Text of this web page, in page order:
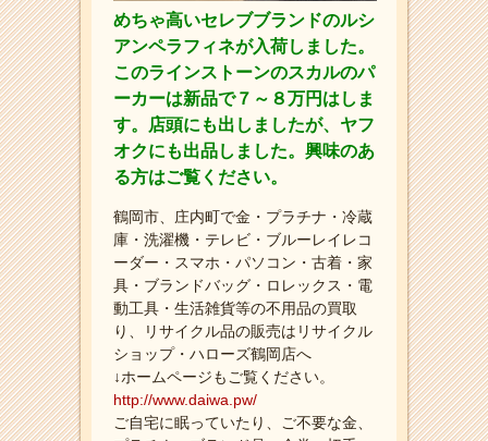
めちゃ高いセレブブランドのルシ
アンペラフィネが入荷しました。
このラインストーンのスカルのパ
ーカーは新品で７～８万円はしま
す。店頭にも出しましたが、ヤフ
オクにも出品しました。興味のあ
る方はご覧ください。
鶴岡市、庄内町で金・プラチナ・冷蔵
庫・洗濯機・テレビ・ブルーレイレコ
ーダー・スマホ・パソコン・古着・家
具・ブランドバッグ・ロレックス・電
動工具・生活雑貨等の不用品の買取
り、リサイクル品の販売はリサイクル
ショップ・ハローズ鶴岡店へ
↓ホームページもご覧ください。
http://www.daiwa.pw/
ご自宅に眠っていたり、ご不要な金、